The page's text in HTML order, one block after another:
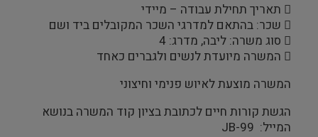
 תאריך תחילת עבודה – מיידי
 שכר: בהתאם למדרגי השכר המקובלים ביד ושם
 סוג משרה: ליבה, מדרג: 4
 המשרה מיועדת לנשים ולגברים כאחד
המשרה מוצעת לאיוש פנימי וחיצוני
הגשת קורות חיים לכתובת בציון קוד המשרה בנושא
המייל: JB-99